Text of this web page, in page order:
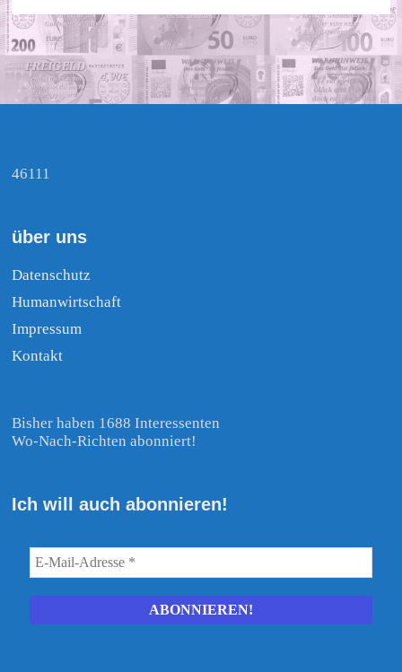
46111
über uns
Datenschutz
Humanwirtschaft
Impressum
Kontakt
Bisher haben 1688 Interessenten
Wo-Nach-Richten abonniert!
Ich will auch abonnieren!